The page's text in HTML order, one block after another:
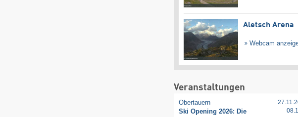
Aletsch Arena
Webcam
Veranstaltungen
Obertauern
Ski Opening 2026: Die